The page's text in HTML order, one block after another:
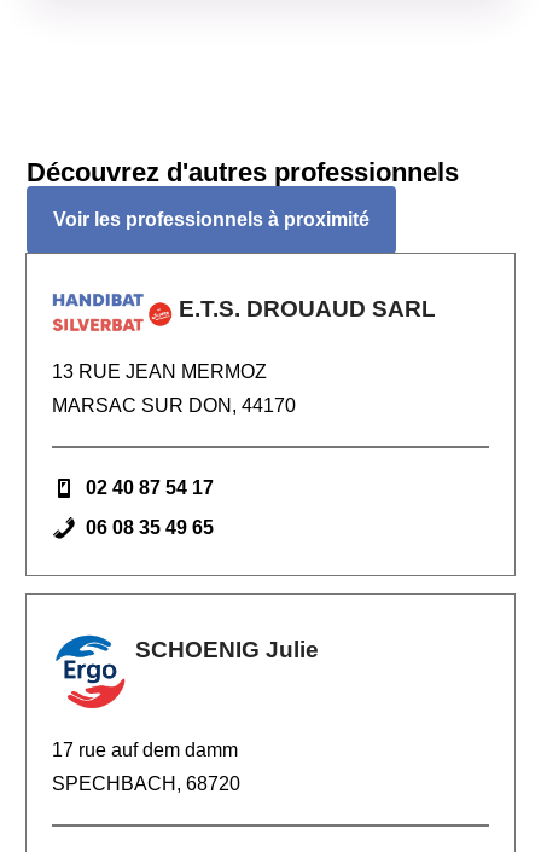
Découvrez d'autres professionnels
Voir les professionnels à proximité
E.T.S. DROUAUD SARL
13 RUE JEAN MERMOZ
MARSAC SUR DON, 44170
02 40 87 54 17
06 08 35 49 65
SCHOENIG Julie
17 rue auf dem damm
SPECHBACH, 68720